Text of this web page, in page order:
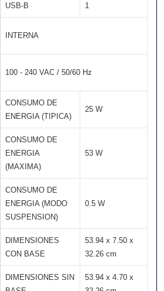
USB-B 1
INTERNA
100 - 240 VAC / 50/60 Hz
CONSUMO DE
ENERGIA (TIPICA)
25 W
CONSUMO DE
ENERGIA
(MAXIMA)
53 W
CONSUMO DE
ENERGIA (MODO
SUSPENSION)
0.5 W
DIMENSIONES
CON BASE
53.94 x 7.50 x
32.26 cm
DIMENSIONES SIN
53.94 x 4.70 x